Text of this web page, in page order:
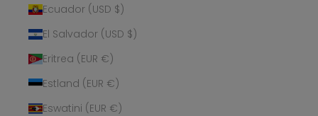
Ecuador (USD $)
El Salvador (USD $)
Eritrea (EUR €)
Estland (EUR €)
Eswatini (EUR €)